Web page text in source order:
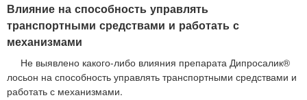
Влияние на способность управлять
транспортными средствами и работать с
механизмами
Не выявлено какого-либо влияния препарата Дипросалик®
лосьон на способность управлять транспортными средствами и
работать с механизмами.